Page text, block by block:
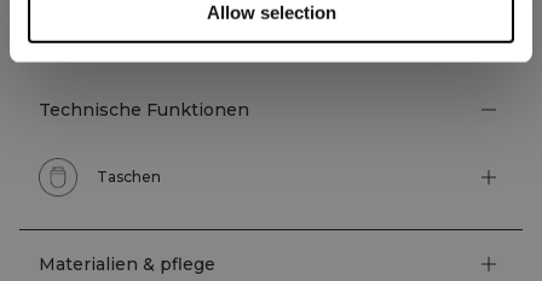
Allow selection
TECHNISCHE ASPEKTE
Technische Funktionen
Taschen
Materialien & pflege